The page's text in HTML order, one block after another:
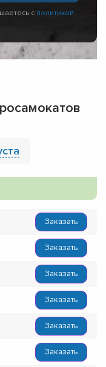
с политикой
Заказать
Заказать
Заказать
Заказать
Заказать
Заказать